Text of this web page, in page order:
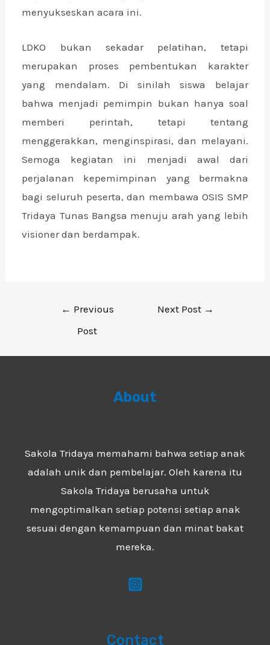
menyukseskan acara ini.
LDKO bukan sekadar pelatihan, tetapi
merupakan proses pembentukan karakter
yang mendalam. Di sinilah siswa belajar
bahwa menjadi pemimpin bukan hanya soal
memberi perintah, tetapi tentang
menggerakkan, menginspirasi, dan melayani.
Semoga kegiatan ini menjadi awal dari
perjalanan kepemimpinan yang bermakna
bagi seluruh peserta, dan membawa OSIS SMP
Tridaya Tunas Bangsa menuju arah yang lebih
visioner dan berdampak.
← Previous
Post
Next Post →
About
Sakola Tridaya memahami bahwa setiap anak
adalah unik dan pembelajar. Oleh karena itu
Sakola Tridaya berusaha untuk
mengoptimalkan setiap potensi setiap anak
sesuai dengan kemampuan dan minat bakat
mereka.
Contact